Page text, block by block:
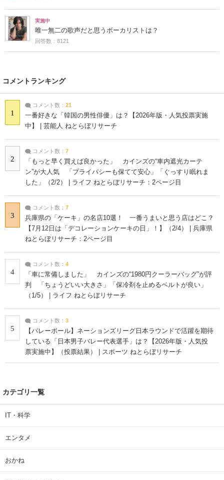
実施中
唯一無二の歌声だと思うボーカリストは？
回答数：8121
コメントランキング
1
コメント数： 21
一番好きな「韓国の男性俳優」は？【2026年版・人気投票実施
中】 | 芸能人 ねとらぼリサーチ
2
コメント数： 7
「もっと早く買えば良かった」 カインズの“車内遮光カーテ
ン”が大人気 「プライバシーも保てて安心」「ぐっすり眠れま
した」（2/2） | ライフ ねとらぼリサーチ：2ページ目
3
コメント数： 7
兵庫県の「ケーキ」の名店10選！ 一番うまいと思う店はどこ？
【7月12日は「デコレーションケーキの日」！】（2/4） | 兵庫県
ねとらぼリサーチ：2ページ目
4
コメント数： 4
「車に常備しました」 カインズの“1980円クーラーバッグ”が評
判 「ちょうどいい大きさ」「保冷剤を止めるベルトが良い」
（1/5） | ライフ ねとらぼリサーチ
5
コメント数： 3
【バレーボール】ネーションズリーグ日本ラウンドで活躍を期待
している「日本男子バレー代表選手」は？【2026年版・人気投
票実施中】（投票結果） | スポーツ ねとらぼリサーチ
カテゴリ一覧
IT・科学
エンタメ
おかね